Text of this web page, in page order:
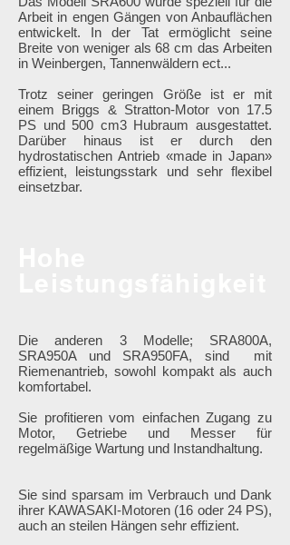
Arbeit in engen Gängen von Anbauflächen
entwickelt. In der Tat ermöglicht seine
Breite von weniger als 68 cm das Arbeiten
in Weinbergen, Tannenwäldern ect...
Trotz seiner geringen Größe ist er mit
einem Briggs & Stratton-Motor von 17.5
PS und 500 cm3 Hubraum ausgestattet.
Darüber hinaus ist er durch den
hydrostatischen Antrieb «made in Japan»
effizient, leistungsstark und sehr flexibel
einsetzbar.
Die anderen 3 Modelle; SRA800A,
SRA950A und SRA950FA, sind mit
Riemenantrieb, sowohl kompakt als auch
komfortabel.
Sie profitieren vom einfachen Zugang zu
Motor, Getriebe und Messer für
regelmäßige Wartung und Instandhaltung.
Sie sind sparsam im Verbrauch und Dank
ihrer KAWASAKI-Motoren (16 oder 24 PS),
auch an steilen Hängen sehr effizient.